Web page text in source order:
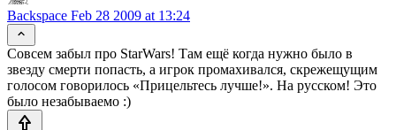
Backspace Feb 28 2009 at 13:24
Совсем забыл про StarWars! Там ещё когда нужно было в
звезду смерти попасть, а игрок промахивался, скрежещущим
голосом говорилось «Прицельтесь лучше!». На русском! Это
было незабываемо :)